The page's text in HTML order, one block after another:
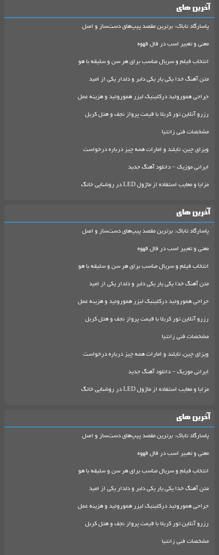
آخرین های
پاسارگاد تاباک: برترین مقصد پیپ‌های دست‌ساز و اصل
معنی و تعبیر اسب در فال قهوه
انتخاب فیلم و سریال مناسب برای هر سن و سلیقه با هو
متن آهنگ خدا یکی یار یکی دلبر و دلدار یکی از امید
جراحی هموروئید درکلینیک لیزر هموروئید و هزینه عمل
رزرو آنلاین تور کربلا با قیمت پرواز نجف و هتل کربل
مشخصات فنی زانتیا
ویزای چین، تایلند و امارات همه چیز درباره درخواست
ایرانی موزیک – دانلود آهنگ جدید
مزایا و معایب استفاده از ماژول LED در روشنایی خانگ
آخرین های
پاسارگاد تاباک: برترین مقصد پیپ‌های دست‌ساز و اصل
معنی و تعبیر اسب در فال قهوه
انتخاب فیلم و سریال مناسب برای هر سن و سلیقه با هو
متن آهنگ خدا یکی یار یکی دلبر و دلدار یکی از امید
جراحی هموروئید درکلینیک لیزر هموروئید و هزینه عمل
رزرو آنلاین تور کربلا با قیمت پرواز نجف و هتل کربل
مشخصات فنی زانتیا
ویزای چین، تایلند و امارات همه چیز درباره درخواست
ایرانی موزیک – دانلود آهنگ جدید
مزایا و معایب استفاده از ماژول LED در روشنایی خانگ
آخرین های
پاسارگاد تاباک: برترین مقصد پیپ‌های دست‌ساز و اصل
معنی و تعبیر اسب در فال قهوه
انتخاب فیلم و سریال مناسب برای هر سن و سلیقه با هو
متن آهنگ خدا یکی یار یکی دلبر و دلدار یکی از امید
جراحی هموروئید درکلینیک لیزر هموروئید و هزینه عمل
رزرو آنلاین تور کربلا با قیمت پرواز نجف و هتل کربل
مشخصات فنی زانتیا